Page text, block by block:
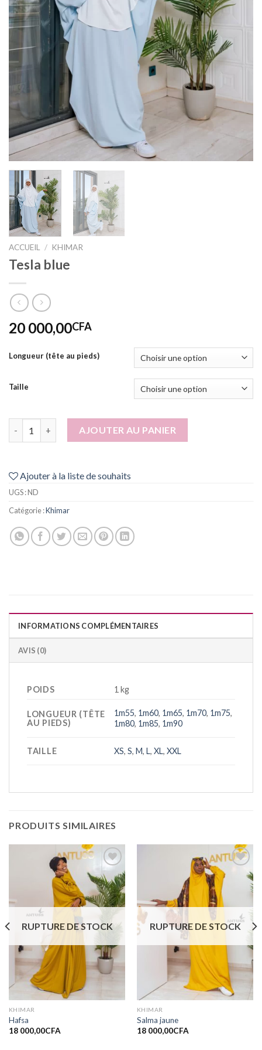
ACCUEIL / KHIMAR
Tesla blue
20 000,00CFA
Longueur (tête au pieds)
Taille
quantité de Tesla blueAJOUTER AU PANIER
Ajouter à la liste de souhaits
UGS :ND
Catégorie :Khimar
INFORMATIONS COMPLÉMENTAIRES
AVIS (0)
POIDS 1 kg
LONGUEUR (TÊTE
AU PIEDS)
1m55, 1m60, 1m65, 1m70, 1m75,
1m80, 1m85, 1m90
TAILLE XS,S, M, L,XL,XXL
PRODUITS SIMILAIRES
Ajouter
à la liste
de
souhaits
RUPTURE DE STOCK
KHIMAR
Hafsa
18 000,00CFA
Ajouter
à la liste
souhaits
RUPTURE DE STOCK
KHIMAR
Salma jaune
18 000,00CFA